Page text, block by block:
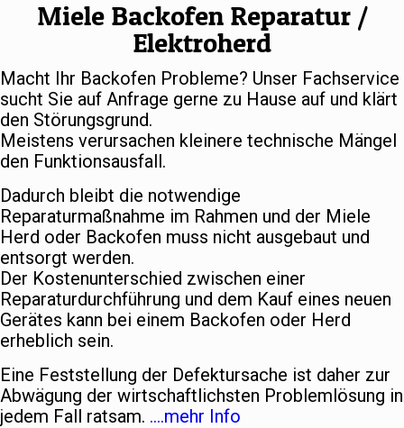
Miele Backofen Reparatur /
Elektroherd
Macht Ihr Backofen Probleme? Unser Fachservice
sucht Sie auf Anfrage gerne zu Hause auf und klärt
den Störungsgrund.
Meistens verursachen kleinere technische Mängel
den Funktionsausfall.
Dadurch bleibt die notwendige
Reparaturmaßnahme im Rahmen und der Miele
Herd oder Backofen muss nicht ausgebaut und
entsorgt werden.
Der Kostenunterschied zwischen einer
Reparaturdurchführung und dem Kauf eines neuen
Gerätes kann bei einem Backofen oder Herd
erheblich sein.
Eine Feststellung der Defektursache ist daher zur
Abwägung der wirtschaftlichsten Problemlösung in
jedem Fall ratsam. ….mehr Info